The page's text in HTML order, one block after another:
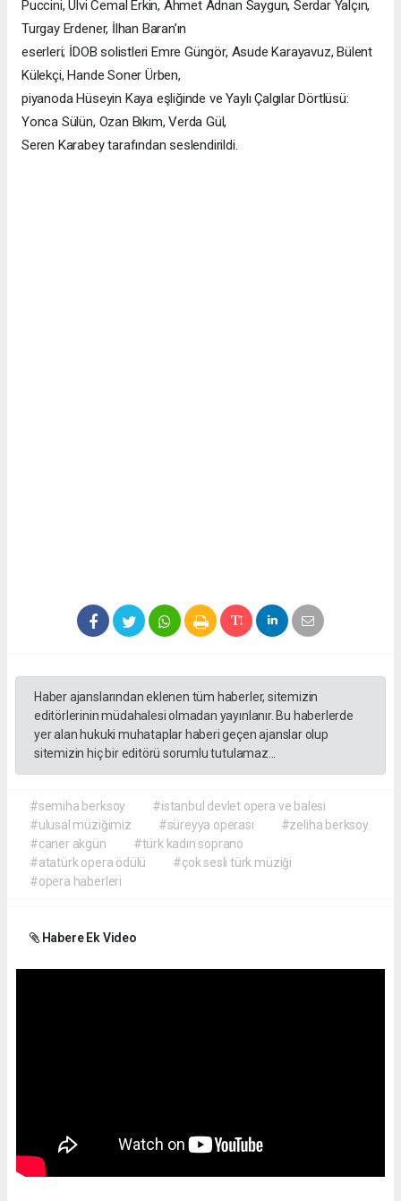
Puccini, Ulvi Cemal Erkin, Ahmet Adnan Saygun, Serdar Yalçın,
Turgay Erdener, İlhan Baran’ın
eserleri; İDOB solistleri Emre Güngör, Asude Karayavuz, Bülent
Külekçi, Hande Soner Ürben,
piyanoda Hüseyin Kaya eşliğinde ve Yaylı Çalgılar Dörtlüsü:
Yonca Sülün, Ozan Bıkım, Verda Gül,
Seren Karabey tarafından seslendirildi.
Haber ajanslarından eklenen tüm haberler, sitemizin
editörlerinin müdahalesi olmadan yayınlanır. Bu haberlerde
yer alan hukuki muhataplar haberi geçen ajanslar olup
sitemizin hiç bir editörü sorumlu tutulamaz...
#semiha berksoy
#istanbul devlet opera ve balesi
#ulusal müziğimiz
#süreyya operası
#zeliha berksoy
#caner akgün
#türk kadın soprano
#atatürk opera ödülü
#çok sesli türk müziği
#opera haberleri
Habere Ek Video